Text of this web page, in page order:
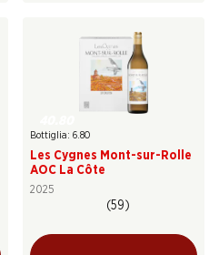
Bottiglia: 6.80
Les Cygnes Mont-sur-Rolle
AOC La Côte
2025
(59)